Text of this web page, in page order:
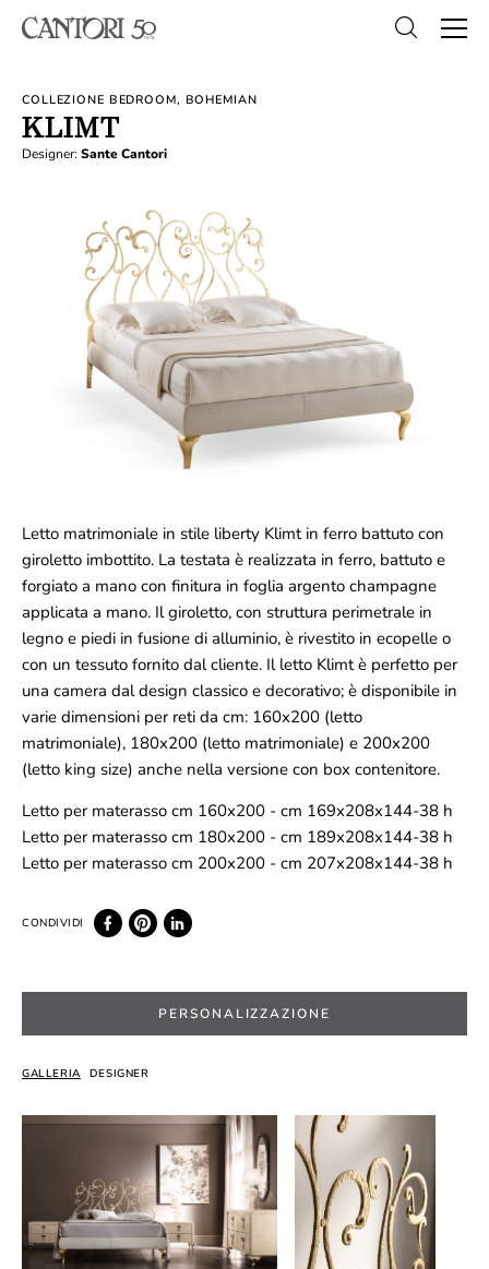
COLLEZIONE BEDROOM, BOHEMIAN
KLIMT
Designer: Sante Cantori
Letto matrimoniale in stile liberty Klimt in ferro battuto con
giroletto imbottito. La testata è realizzata in ferro, battuto e
forgiato a mano con finitura in foglia argento champagne
applicata a mano. Il giroletto, con struttura perimetrale in
legno e piedi in fusione di alluminio, è rivestito in ecopelle o
con un tessuto fornito dal cliente. Il letto Klimt è perfetto per
una camera dal design classico e decorativo; è disponibile in
varie dimensioni per reti da cm: 160x200 (letto
matrimoniale), 180x200 (letto matrimoniale) e 200x200
(letto king size) anche nella versione con box contenitore.
Letto per materasso cm 160x200 - cm 169x208x144-38 h
Letto per materasso cm 180x200 - cm 189x208x144-38 h
Letto per materasso cm 200x200 - cm 207x208x144-38 h
PERSONALIZZAZIONE
GALLERIA DESIGNER